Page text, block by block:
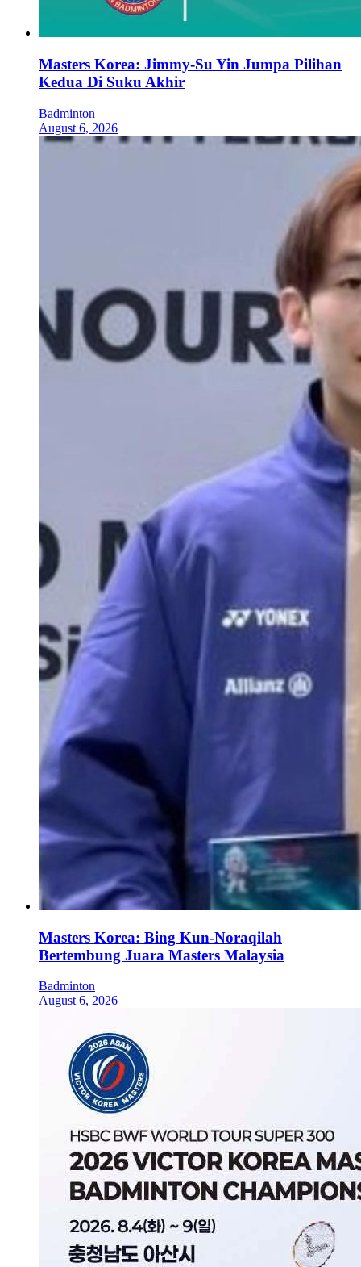
Masters Korea: Jimmy-Su Yin Jumpa Pilihan
Kedua Di Suku Akhir
Badminton
August 6, 2026
Masters Korea: Bing Kun-Noraqilah
Bertembung Juara Masters Malaysia
Badminton
August 6, 2026